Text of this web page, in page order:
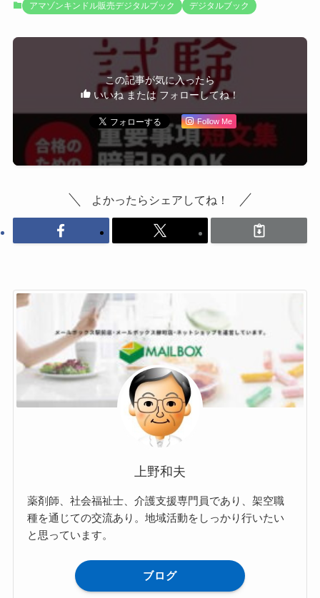
アマゾンキンドル販売デジタルブック デジタルブック
この記事が気に入ったら
いいね または フォローしてね！
Follow Me
よかったらシェアしてね！
上野和夫
薬剤師、社会福祉士、介護支援専門員であり、架空職
種を通じての交流あり。地域活動をしっかり行いたい
と思っています。
ブログ